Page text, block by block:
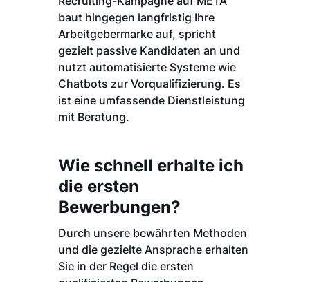
baut hingegen langfristig Ihre
Arbeitgebermarke auf, spricht
gezielt passive Kandidaten an und
nutzt automatisierte Systeme wie
Chatbots zur Vorqualifizierung. Es
ist eine umfassende Dienstleistung
mit Beratung.
Wie schnell erhalte ich
die ersten
Bewerbungen?
Durch unsere bewährten Methoden
und die gezielte Ansprache erhalten
Sie in der Regel die ersten